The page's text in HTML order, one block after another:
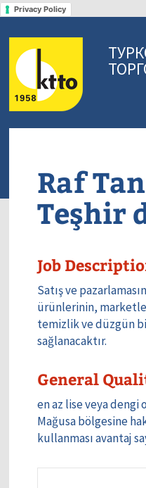
Privacy Policy
Raf
Teşhir
Job
Satış ve
ürünlerinin,
temizlik ve düzgün
sağlanacaktır.
General
en az lise veya
Mağusa bölgesine
kullanması avantaj